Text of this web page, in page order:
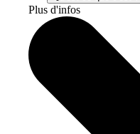
Plus d'infos